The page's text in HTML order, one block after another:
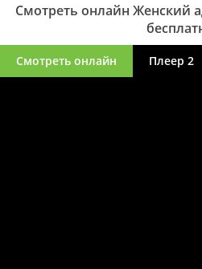
Смотреть онлайн Женский
Смотреть онлайн Плеер 2